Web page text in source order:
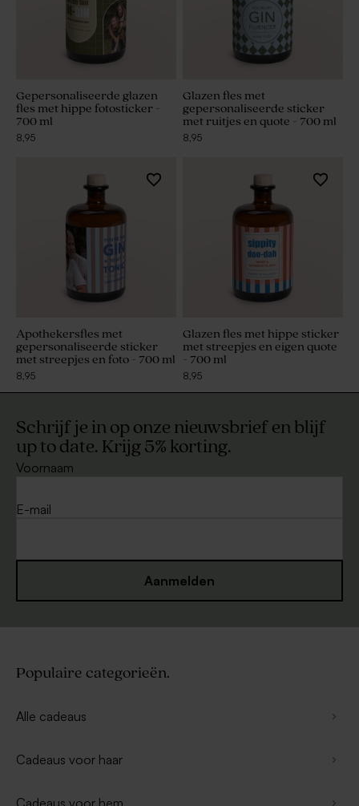
Gepersonaliseerde glazen
fles met hippe fotosticker -
700 ml
8,95
Glazen fles met
gepersonaliseerde sticker
met ruitjes en quote - 700 ml
8,95
Apothekersfles met
gepersonaliseerde sticker
met streepjes en foto - 700 ml
8,95
Glazen fles met hippe sticker
met streepjes en eigen quote
- 700 ml
8,95
Schrijf je in op onze nieuwsbrief en blijf
up to date. Krijg 5% korting.
Voornaam
E-mail
Aanmelden
Populaire categorieën.
Alle cadeaus
Cadeaus voor haar